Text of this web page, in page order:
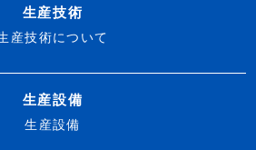
生産技術
産技術について
生産設備
生産設備